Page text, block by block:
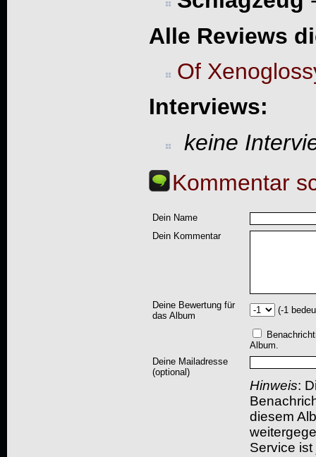
Alle Reviews
Of
Interviews:
keine
Kommentar
Dein Name
Dein Kommentar
Deine Bewertung für
das Album
(-1
Album.
Deine Mailadresse
(optional)
Hinweis:
diesem
Service